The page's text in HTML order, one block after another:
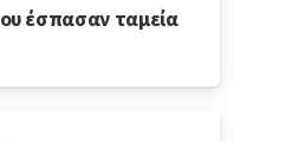
έσπασαν ταμεία